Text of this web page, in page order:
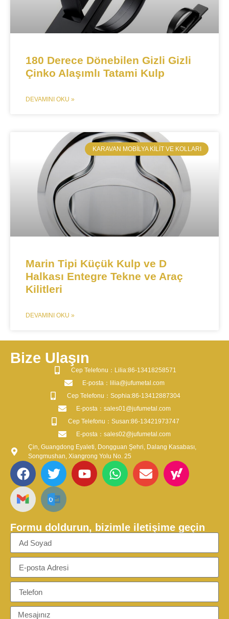
180 Derece Dönebilen Gizli Gizli
Çinko Alaşımlı Tatami Kulp
DEVAMINI OKU »
​KARAVAN MOBILYA KILIT VE KOLLARI
Marin Tipi Küçük Kulp ve D
Halkası Entegre Tekne ve Araç
Kilitleri​
DEVAMINI OKU »
Bize Ulaşın
​Cep Telefonu：Lilia:86-13418258571
​E-posta​：lilia@jufumetal.com
​Cep Telefonu：Sophia:86-13412887304
​E-posta​：sales01@jufumetal.com
​Cep Telefonu：Susan:86-13421973747
​E-posta​：sales02@jufumetal.com
Çin, Guangdong Eyaleti, Dongguan Şehri, Dalang Kasabası,
Songmushan, Xiangrong Yolu No. 25
Formu doldurun, bizimle iletişime geçin